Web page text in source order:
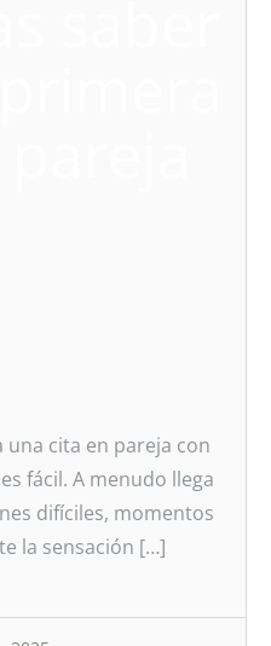
cita en pareja con
fácil. A menudo llega
difíciles, momentos
la sensación […]